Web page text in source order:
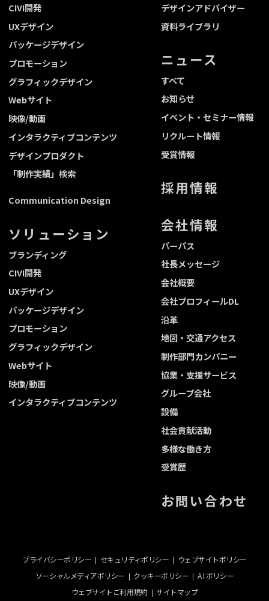
CIVI開発
UXデザイン
パッケージデザイン
プロモーション
グラフィックデザイン
Webサイト
映像/動画
インタラクティブコンテンツ
デザインプロダクト
「制作実績」検索
Communication Design
ソリューション
ブランディング
CIVI開発
UXデザイン
パッケージデザイン
プロモーション
グラフィックデザイン
Webサイト
映像/動画
インタラクティブコンテンツ
デザインアドバイザー
資料ライブラリ
ニュース
すべて
お知らせ
イベント・セミナー情報
リクルート情報
受賞情報
採用情報
会社情報
パーパス
社長メッセージ
会社概要
会社プロフィールDL
沿革
地図・交通アクセス
制作部門カンパニー
協業・支援サービス
グループ会社
設備
社会貢献活動
多様な働き方
受賞歴
お問い合わせ
プライバシーポリシー セキュリティポリシー
ウェブサイトポリシー
ソーシャルメディアポリシー
クッキーポリシー
A I ポリシー
ウェブサイトご利用規約
サイトマップ